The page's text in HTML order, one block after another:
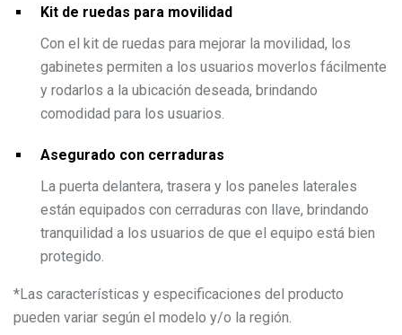
Kit de ruedas para movilidad
Con el kit de ruedas para mejorar la movilidad, los
gabinetes permiten a los usuarios moverlos fácilmente
y rodarlos a la ubicación deseada, brindando
comodidad para los usuarios.
Asegurado con cerraduras
La puerta delantera, trasera y los paneles laterales
están equipados con cerraduras con llave, brindando
tranquilidad a los usuarios de que el equipo está bien
protegido.
*Las características y especificaciones del producto
pueden variar según el modelo y/o la región.